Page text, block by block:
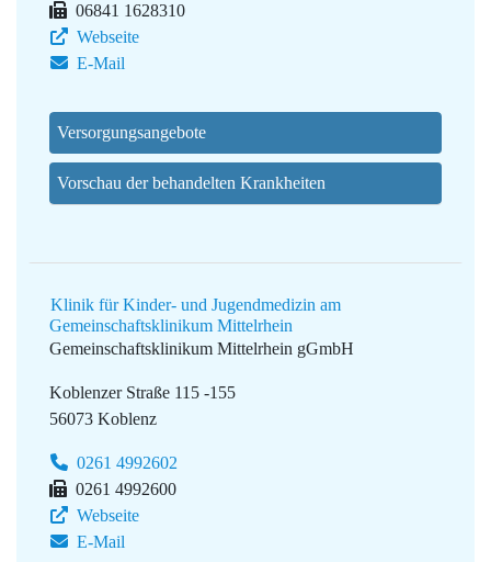
06841 1628310
Webseite
E-Mail
Versorgungsangebote
Vorschau der behandelten Krankheiten
Klinik für Kinder- und Jugendmedizin am
Gemeinschaftsklinikum Mittelrhein
Gemeinschaftsklinikum Mittelrhein gGmbH
Koblenzer Straße 115 -155
56073 Koblenz
0261 4992602
0261 4992600
Webseite
E-Mail